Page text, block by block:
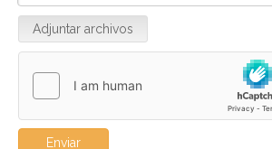
Adjuntar archivos
Enviar